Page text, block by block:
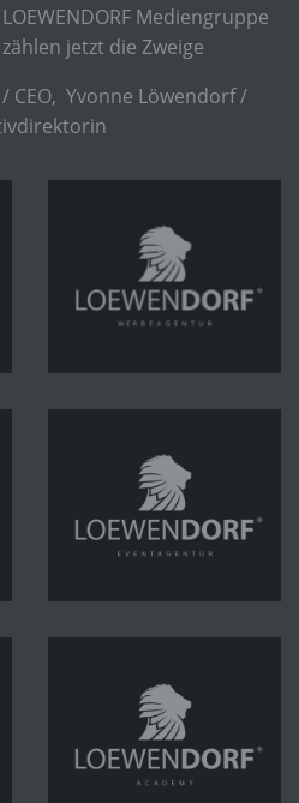
Mediengruppe
jetzt die Zweige
CEO, Yvonne Löwendorf /